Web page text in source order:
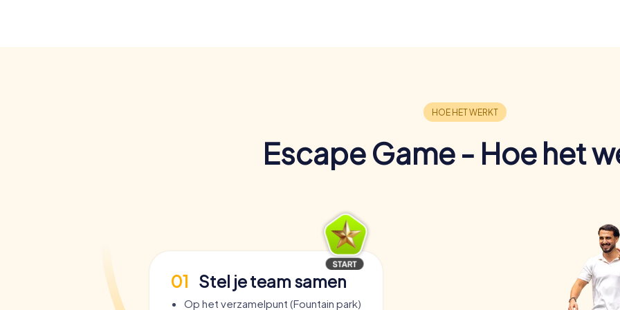
Escape Game - Hoe het
01 Stel je team samen
Op het verzamelpunt (Fountain park)